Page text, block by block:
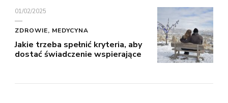
01/02/2025
ZDROWIE, MEDYCYNA
Jakie trzeba spełnić kryteria, aby
dostać świadczenie wspierające